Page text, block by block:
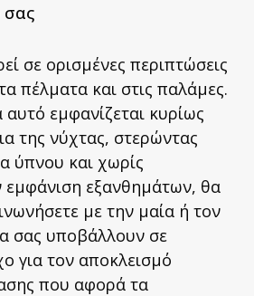
σας
σε ορισμένες περιπτώσεις
πέλματα και στις παλάμες.
εμφανίζεται κυρίως
της νύχτας, στερώντας
ύπνου και χωρίς
εμφάνιση εξανθημάτων, θα
με την μαία ή τον
σας υποβάλλουν σε
για τον αποκλεισμό
που αφορά τα